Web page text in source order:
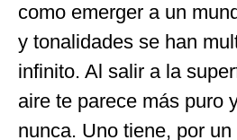
como emerger a un
y tonalidades se han
infinito. Al salir a la
aire te parece más puro
nunca. Uno tiene, por